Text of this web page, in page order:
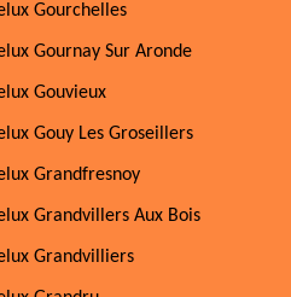
Gourchelles
Gournay Sur Aronde
Gouvieux
Gouy Les Groseillers
Grandfresnoy
Grandvillers Aux Bois
Grandvilliers